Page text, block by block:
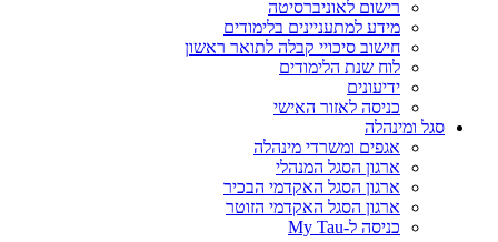
רישום לאוניברסיטה
מידע למתעניינים בלימודים
חישוב סיכויי קבלה לתואר ראשון
לוח שנת הלימודים
ידיעונים
כניסה לאזור האישי
סגל ומינהלה
אגפים ומשרדי מינהלה
ארגון הסגל המנהלי
ארגון הסגל האקדמי הבכיר
ארגון הסגל האקדמי הזוטר
כניסה ל-My Tau